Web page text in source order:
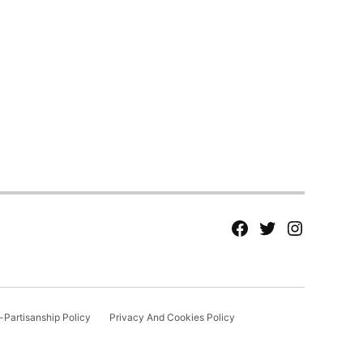
fb Tw tw
Partisanship Policy Privacy And Cookies Policy